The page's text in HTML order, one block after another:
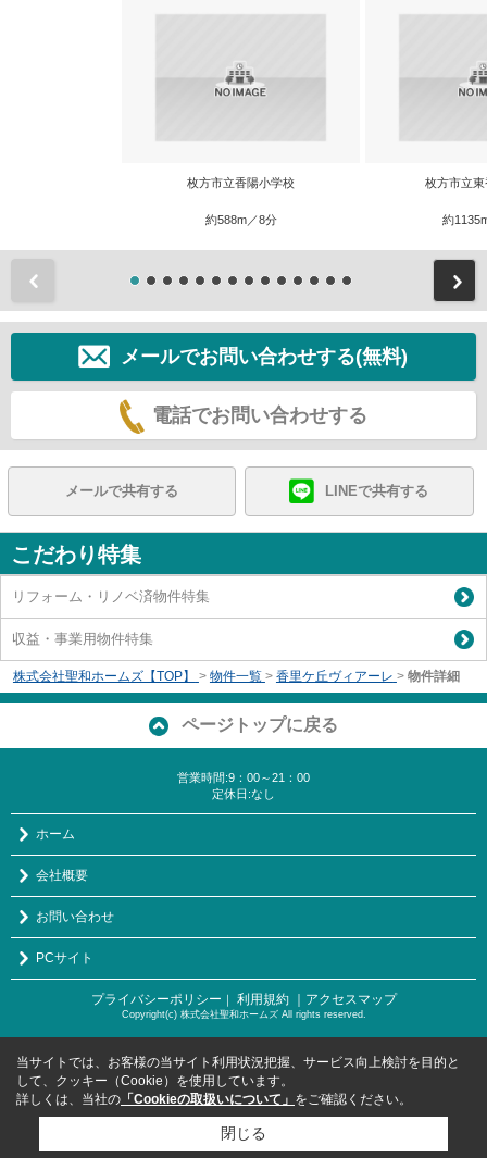
枚方市立香陽小学校
約588m／8分
枚方市立
約
メールでお問い合わせする(無料)
電話でお問い合わせする
メールで共有する LINEで共有する
こだわり特集
リフォーム・リノベ済物件特集
収益・事業用物件特集
株式会社聖和ホームズ【TOP】 > 物件一覧 > 香里ケ丘ヴィアーレ > 物件詳細
ページトップに戻る
営業時間:9：00～21：00
定休日:なし
ホーム
会社概要
お問い合わせ
PCサイト
プライバシーポリシー ｜ 利用規約 ｜アクセスマップ
Copyright(c) 株式会社聖和ホームズ All rights reserved.
当サイトでは、お客様の当サイト利用状況把握、サービス向上検討を目的と
して、クッキー（Cookie）を使用しています。
詳しくは、当社の 「Cookieの取扱いについて」 をご確認ください。
閉じる